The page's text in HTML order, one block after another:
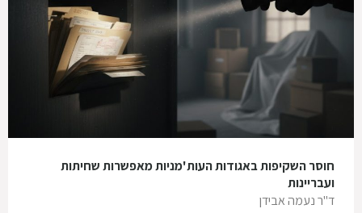
חוסר השקיפות באגודות העות'מניות מאפשרות שחיתות
ועבריינות
ד"ר נעמה אבידן